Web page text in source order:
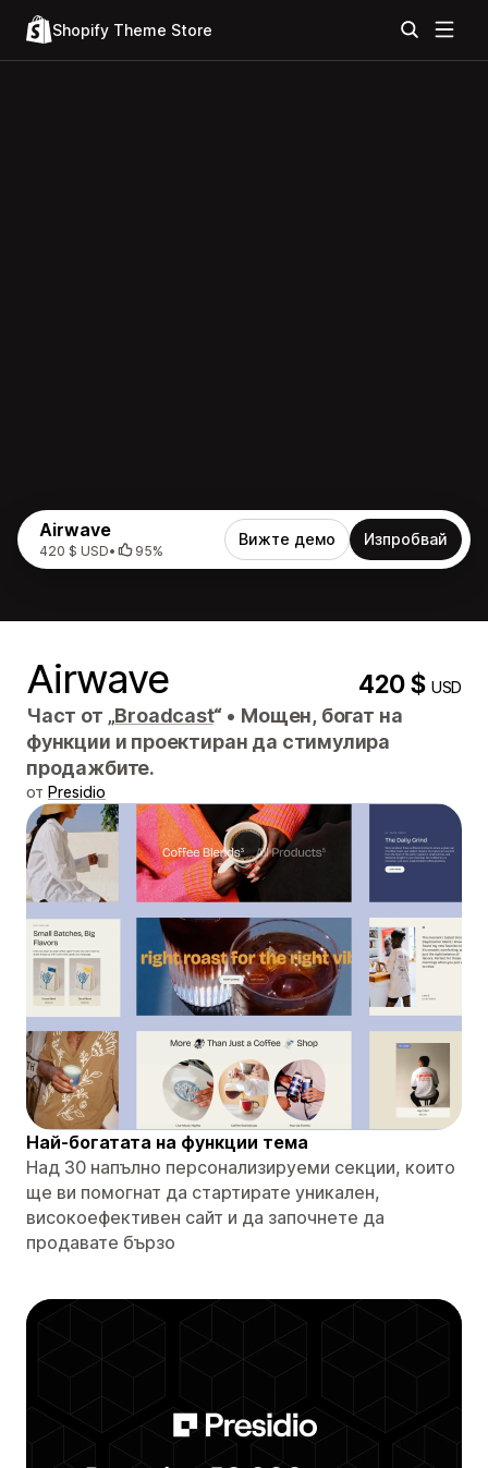
Shopify Theme Store
Airwave
420 $ USD• 95%
Вижте демо Изпробвай
Airwave 420 $USD
Част от „Broadcast“ • Мощен, богат на
функции и проектиран да стимулира
продажбите.
от Presidio
Най-богатата на функции тема
Над 30 напълно персонализируеми секции, които
ще ви помогнат да стартирате уникален,
високоефективен сайт и да започнете да
продавате бързо